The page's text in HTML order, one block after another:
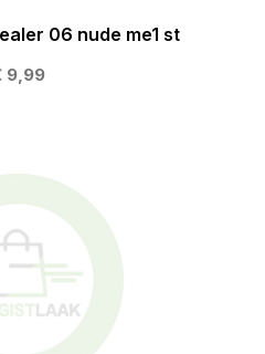
06 nude me1 st
9,99